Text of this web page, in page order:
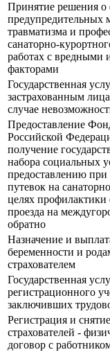
Принятие решения о
предупредительных
травматизма и
санаторно-
работах с вредными
факторами
Государственная
застрахованным
случае
Предоставление
Российской
получение
набора социальных
предоставлению
путевок на
целях профилактики
проезда на
обратно
Назначение и
беременности и
страхователем
Государственная
регистрационного
заключивших
Регистрация и
страхователей -
договор с